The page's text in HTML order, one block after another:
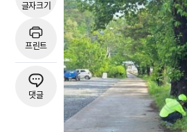
글자크기
프린트
댓글